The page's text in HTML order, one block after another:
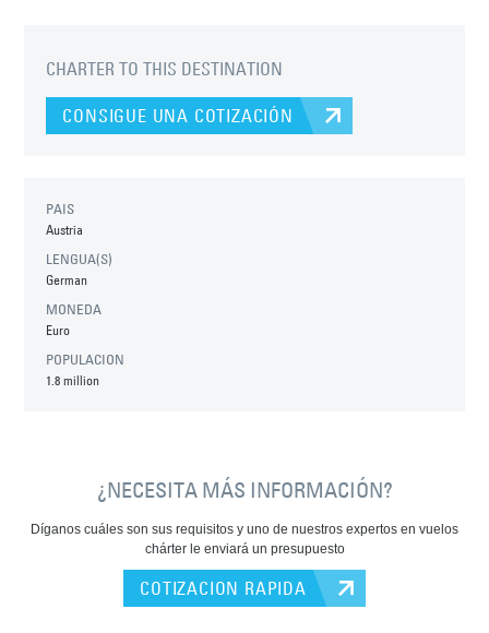
CHARTER TO THIS DESTINATION
CONSIGUE UNA COTIZACIÓN
PAIS
Austria
LENGUA(S)
German
MONEDA
Euro
POPULACION
1.8 million
¿NECESITA MÁS INFORMACIÓN?
Díganos cuáles son sus requisitos y uno de nuestros expertos en vuelos
chárter le enviará un presupuesto
COTIZACION RAPIDA